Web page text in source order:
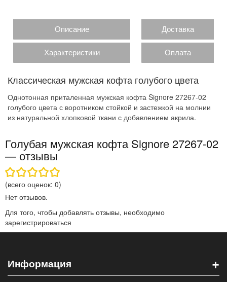
Описание Доставка
Характеристики Оплата
Классическая мужская кофта голубого цвета
Однотонная приталенная мужская кофта Signore 27267-02
голубого цвета с воротником стойкой и застежкой на молнии
из натуральной хлопковой ткани с добавлением акрила.
Голубая мужская кофта Signore 27267-02
— отзывы
(всего оценок: 0)
Нет отзывов.
Для того, чтобы добавлять отзывы, необходимо
зарегистрироваться
Информация +